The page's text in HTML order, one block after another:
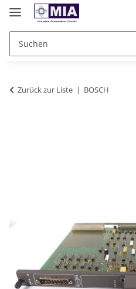
Zurück zur Liste BOSCH